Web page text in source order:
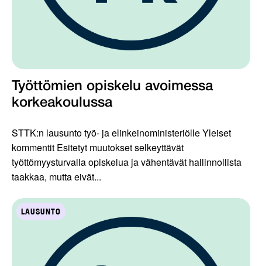
Työttömien opiskelu avoimessa
korkeakoulussa
STTK:n lausunto työ- ja elinkeinoministeriölle Yleiset
kommentit Esitetyt muutokset selkeyttävät
työttömyysturvalla opiskelua ja vähentävät hallinnollista
taakkaa, mutta eivät...
LAUSUNTO